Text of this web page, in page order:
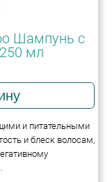
Шампунь с
мл
и питательными
и блеск волосам,